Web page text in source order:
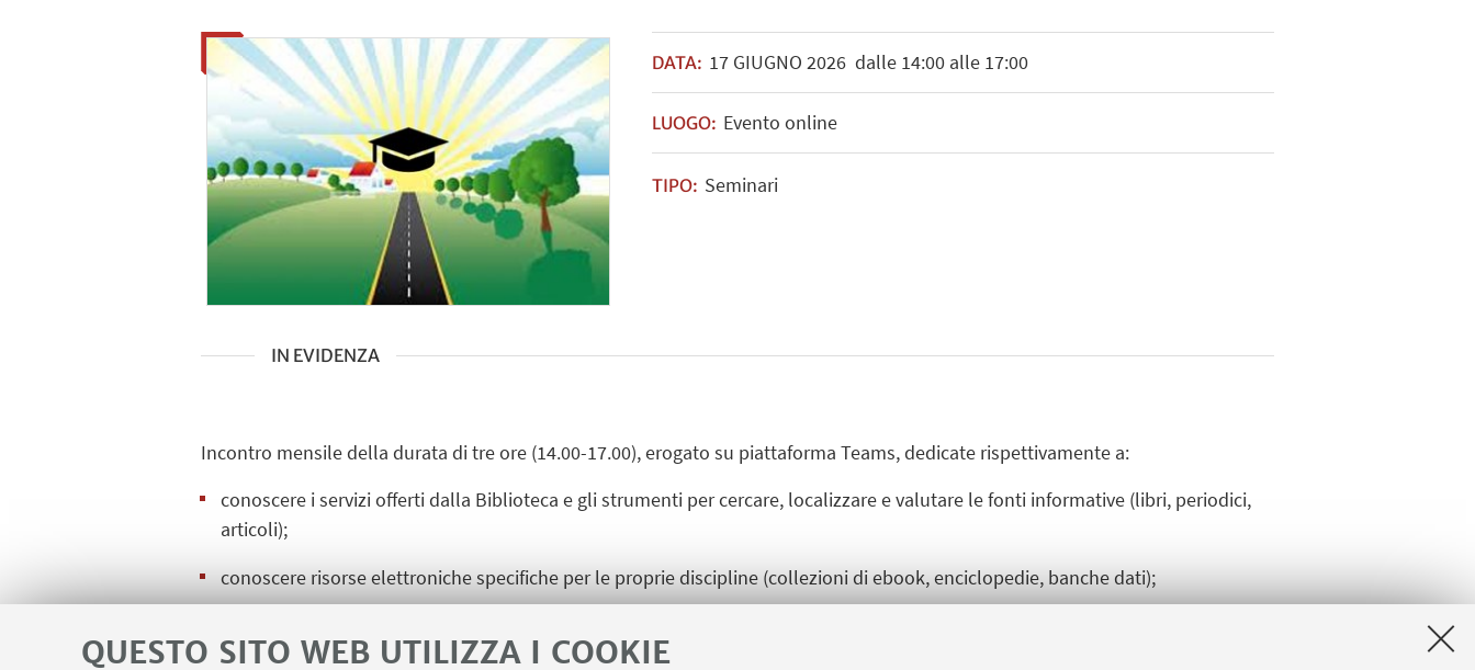
QUESTO SITO WEB UTILIZZA I COOKIE
DATA: 17 GIUGNO2026 dalle 14:00 alle 17:00
LUOGO: Evento online
TIPO: Seminari
IN EVIDENZA
Incontro mensile della durata di tre ore (14.00-17.00), erogato su piattaforma Teams, dedicate rispettivamente a:
conoscere i servizi offerti dalla Biblioteca e gli strumenti per cercare, localizzare e valutare le fonti informative (libri, periodici,
articoli);
conoscere risorse elettroniche specifiche per le proprie discipline (collezioni di ebook, enciclopedie, banche dati);